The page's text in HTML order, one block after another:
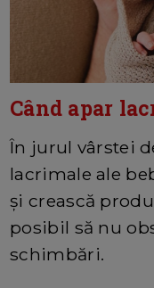
Când apar
În jurul vârstei
lacrimale ale
și crească
posibil să nu
schimbări.